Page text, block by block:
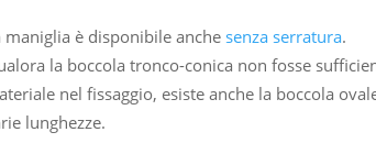
maniglia è disponibile anche senza serratura.
la boccola tronco-conica non fosse
nel fissaggio, esiste anche la boccola
lunghezze.